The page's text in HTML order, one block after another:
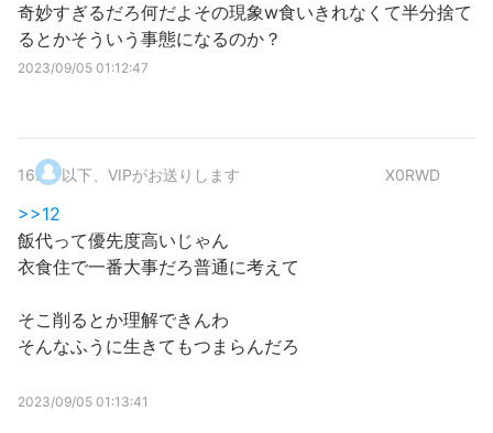
奇妙すぎるだろ何だよその現象w食いきれなくて半分捨て
るとかそういう事態になるのか？
2023/09/05 01:12:47
16. 以下、VIPがお送りします X0RWD
>>12
飯代って優先度高いじゃん
衣食住で一番大事だろ普通に考えて
そこ削るとか理解できんわ
そんなふうに生きてもつまらんだろ
2023/09/05 01:13:41